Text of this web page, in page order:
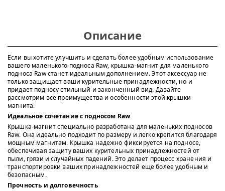
Описание
Если вы хотите улучшить и сделать более удобным использование
вашего маленького подноса Raw, крышка-магнит для маленького
подноса Raw станет идеальным дополнением. Этот аксессуар не
только защищает ваши курительные принадлежности, но и
придает подносу стильный и законченный вид. Давайте
рассмотрим все преимущества и особенности этой крышки-
магнита.
Идеальное сочетание с подносом Raw
Крышка-магнит специально разработана для маленьких подносов
Raw. Она идеально подходит по размеру и легко крепится благодаря
мощным магнитам. Крышка надежно фиксируется на подносе,
обеспечивая защиту ваших курительных принадлежностей от
пыли, грязи и случайных падений. Это делает процесс хранения и
транспортировки ваших принадлежностей еще более удобным и
безопасным.
Прочность и долговечность